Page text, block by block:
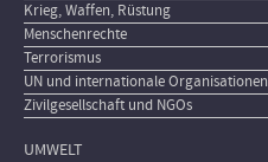
Krieg, Waffen, Rüstung
Menschenrechte
Terrorismus
UN und internationale Organisationen
Zivilgesellschaft und NGOs
UMWELT